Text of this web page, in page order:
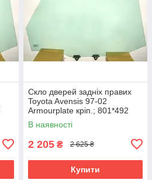
Скло дверей задніх правих
Toyota Avensis 97-02
Armourplate кріп.; 801*492
В наявності
2 205 ₴ 2 625 ₴
Купити